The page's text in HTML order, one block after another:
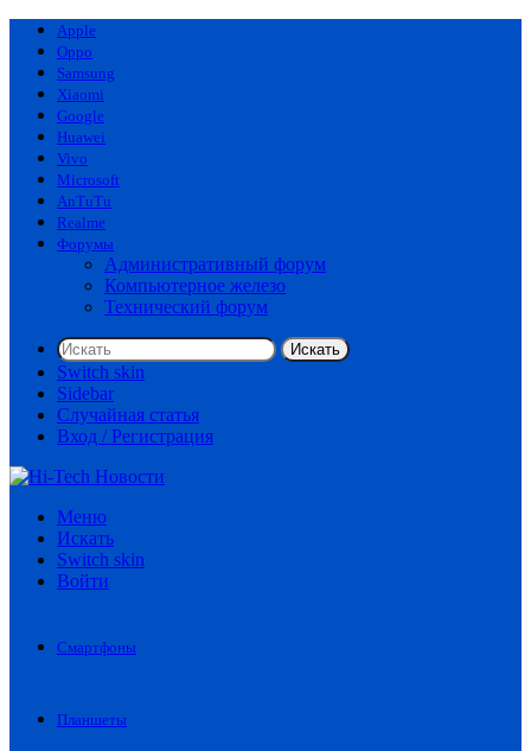
Apple
Oppo
Samsung
Xiaomi
Google
Huawei
Vivo
Microsoft
AnTuTu
Realme
Форумы
Административный форум
Компьютерное железо
Технический форум
Искать
Switch skin
Sidebar
Случайная статья
Вход / Регистрация
Меню
Искать
Switch skin
Войти
Смартфоны
Планшеты